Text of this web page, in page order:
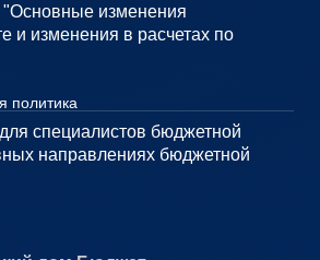
изменения
и изменения в расчетах по
политика
специалистов бюджетной
направлениях бюджетной